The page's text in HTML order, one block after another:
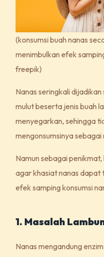
(konsumsi buah nanas
menimbulkan efek
freepik)
Nanas seringkali
mulut beserta jenis buah
menyegarkan, sehingga
mengonsumsinya
Namun sebagai
agar khasiat nanas
efek samping konsumsi
1. Masalah
Nanas mengandung